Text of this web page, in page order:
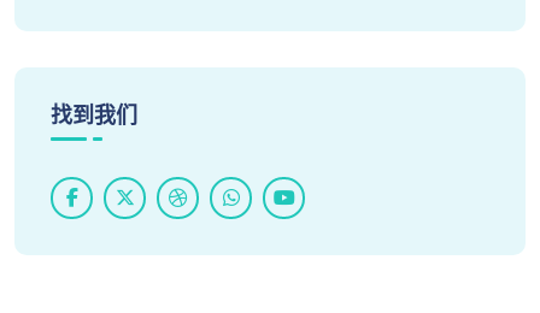
找到我们